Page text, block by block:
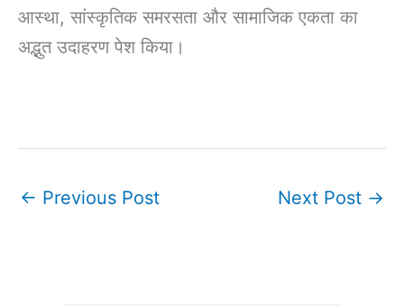
आस्था, सांस्कृतिक समरसता और सामाजिक एकता का
अद्भुत उदाहरण पेश किया।
← Previous Post Next Post →